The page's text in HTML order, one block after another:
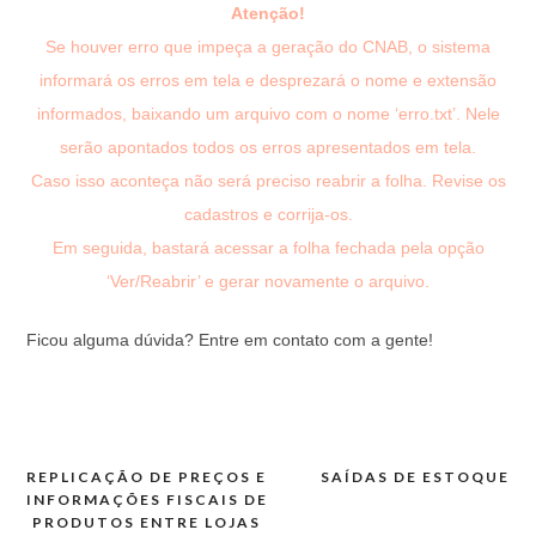
Atenção!
Se houver erro que impeça a geração do CNAB, o sistema
informará os erros em tela e desprezará o nome e extensão
informados, baixando um arquivo com o nome ‘erro.txt’. Nele
serão apontados todos os erros apresentados em tela.
Caso isso aconteça não será preciso reabrir a folha. Revise os
cadastros e corrija-os.
Em seguida, bastará acessar a folha fechada pela opção
‘Ver/Reabrir’ e gerar novamente o arquivo.
Ficou alguma dúvida? Entre em contato com a gente!
Navegação
de
REPLICAÇÃO DE PREÇOS E
INFORMAÇÕES FISCAIS DE
PRODUTOS ENTRE LOJAS
SAÍDAS DE ESTOQUE